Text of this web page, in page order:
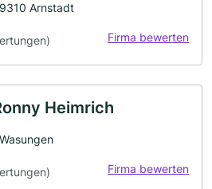
Arnstadt
Firma bewerten
Heimrich
Firma bewerten